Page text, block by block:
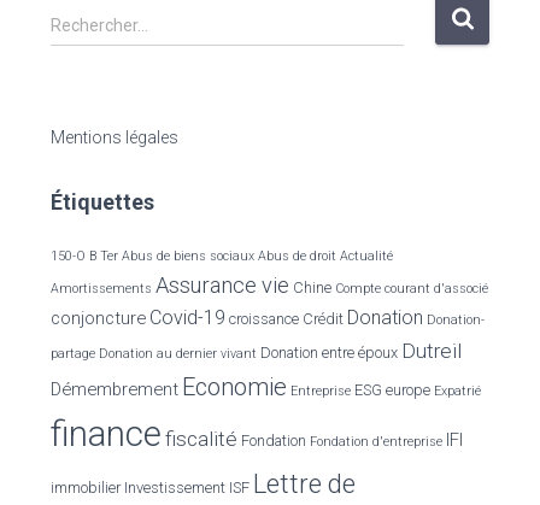
R
e
r
h
r
Rechercher…
Mentions légales
Étiquettes
150-O B Ter Abus de biens sociaux Abus de droit Actualité
Amortissements Assurance vie Chine Compte courant d'associé
conjoncture Covid-19 croissance Crédit Donation Donation-
partage Donation au dernier vivant Donation entre époux Dutreil
Démembrement Economie Entreprise ESG europe Expatrié
finance fiscalité Fondation Fondation d'entreprise IFI
immobilier Investissement ISF Lettre de